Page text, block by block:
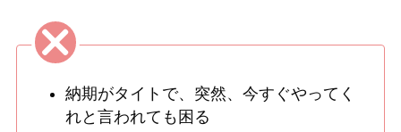
納期がタイトで、突然、今すぐやってく
れと言われても困る